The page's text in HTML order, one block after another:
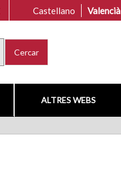
Castellano Valencià
ALTRES WEBS